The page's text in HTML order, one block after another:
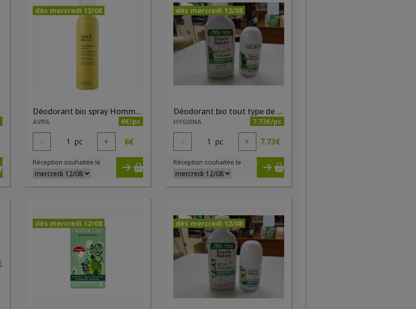
dès mercredi 12/08
Déodorant bio spray Homme 150ml Avril
AVRIL 6€/pc
- 1 pc + 6€
Réception souhaitée le
dès mercredi 12/08
Déodorant bio tout type de peaux à la menthe 50ml Douce Nature
HYGIENA 7.73€/pc
- 1 pc + 7.73€
Réception souhaitée le
dès mercredi 12/08 dès mercredi 12/08